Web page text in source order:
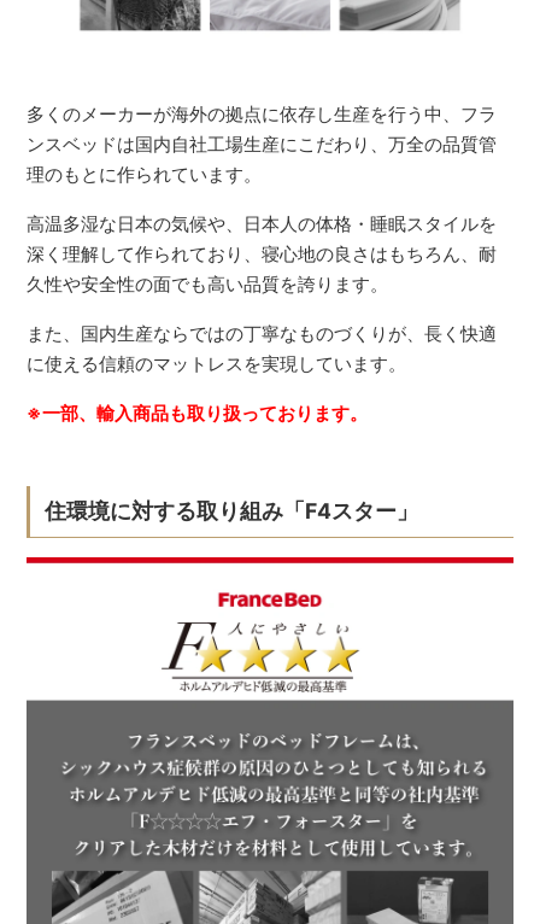
多くのメーカーが海外の拠点に依存し生産を行う中、フラ
ンスベッドは国内自社工場生産にこだわり、万全の品質管
理のもとに作られています。
高温多湿な日本の気候や、日本人の体格・睡眠スタイルを
深く理解して作られており、寝心地の良さはもちろん、耐
久性や安全性の面でも高い品質を誇ります。
また、国内生産ならではの丁寧なものづくりが、長く快適
に使える信頼のマットレスを実現しています。
※一部、輸入商品も取り扱っております。
住環境に対する取り組み「F4スター」